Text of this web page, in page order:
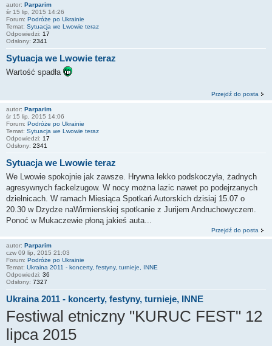
autor: Parparim
śr 15 lip, 2015 14:26
Forum: Podróże po Ukrainie
Temat: Sytuacja we Lwowie teraz
Odpowiedzi: 17
Odsłony: 2341
Sytuacja we Lwowie teraz
Wartość spadła
Przejdź do posta
autor: Parparim
śr 15 lip, 2015 14:06
Forum: Podróże po Ukrainie
Temat: Sytuacja we Lwowie teraz
Odpowiedzi: 17
Odsłony: 2341
Sytuacja we Lwowie teraz
We Lwowie spokojnie jak zawsze. Hrywna lekko podskoczyła, żadnych
agresywnych fackelzugow. W nocy można lazic nawet po podejrzanych
dzielnicach. W ramach Miesiąca Spotkań Autorskich dzisiaj 15.07 o
20.30 w Dzydze naWirmienskiej spotkanie z Jurijem Andruchowyczem.
Ponoć w Mukaczewie płoną jakieś auta...
Przejdź do posta
autor: Parparim
czw 09 lip, 2015 21:03
Forum: Podróże po Ukrainie
Temat: Ukraina 2011 - koncerty, festyny, turnieje, INNE
Odpowiedzi: 36
Odsłony: 7327
Ukraina 2011 - koncerty, festyny, turnieje, INNE
Festiwal etniczny "KURUC FEST" 12
lipca 2015